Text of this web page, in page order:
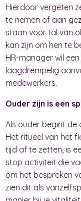
Hierdoor vergeten
te nemen of aan
staan voor tal van
kan zijn om hen te
HR-manager wil
laagdrempelig
medewerkers.
Ouder zijn is een
Als ouder begint de
Het ritueel van het
tijd af te zetten, is
stop activiteit die
om het bespreken
zien dit als